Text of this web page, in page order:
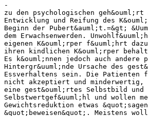
-
zu den psychologischen
Entwicklung und Reifung des
Beginn der Pubert&auml;t.=&gt;
dem Erwachsenwerden.
eigenen K&ouml;rper f&uuml;hrt
ihren kindlichen K&ouml;rper
Es k&ouml;nnen jedoch auch andere
Hintergr&uuml;nde Ursache des
Essverhaltens sein. Die Patienten
nicht akzeptiert und minderwertig,
eine gest&ouml;rtes Selbstbild und
Selbstwertgef&uuml;hl und wollen
Gewichtsreduktion etwas
&quot;beweisen&quot;. Meistens